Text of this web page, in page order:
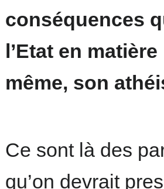
conséquences
l’Etat en
même, son
Ce sont là des
qu’on devrait